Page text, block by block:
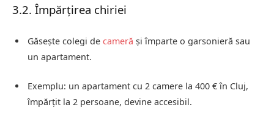
3.2. Împărțirea chiriei
Găsește colegi de cameră și împarte o garsonieră sau
un apartament.
Exemplu: un apartament cu 2 camere la 400 € în Cluj,
împărțit la 2 persoane, devine accesibil.